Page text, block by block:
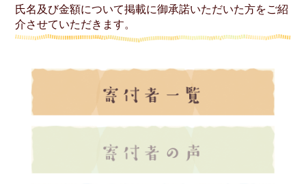
氏名及び金額について掲載に御承諾いただいた方をご紹
介させていただきます。